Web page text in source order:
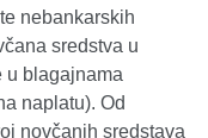
nebankarskih
sredstva u
u blagajnama
naplatu). Od
novčanih sredstava